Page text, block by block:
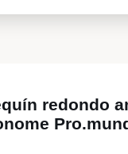
redondo